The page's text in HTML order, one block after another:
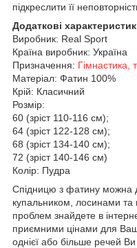
підкреслити її
Додаткові
Виробник: Real Sport
Країна виробник: Україна
Призначення: Гімнастика,
Матеріал: Фатин 100%
Крій: Класичний
Розмір:
60 (зріст 110-116 см);
64 (зріст 122-128 см);
68 (зріст 134-140 см);
72 (зріст 140-146 см)
Колір: Пудра
Спідницю з фатину можна
купальником, лосинами та
проблем знайдете в
приємними цінами для
однієї або більше речей